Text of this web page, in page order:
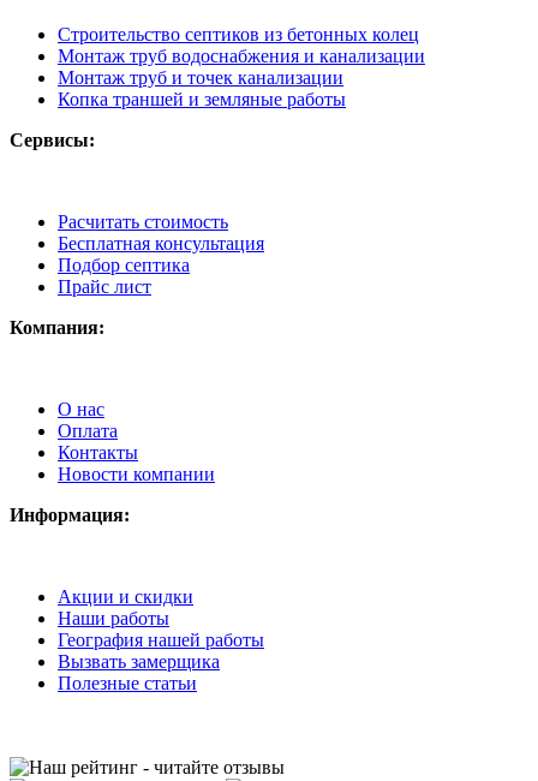
Строительство септиков из бетонных колец
Монтаж труб водоснабжения и канализации
Монтаж труб и точек канализации
Копка траншей и земляные работы
Сервисы:
Расчитать стоимость
Бесплатная консультация
Подбор септика
Прайс лист
Компания:
О нас
Оплата
Контакты
Новости компании
Информация:
Акции и скидки
Наши работы
География нашей работы
Вызвать замерщика
Полезные статьи